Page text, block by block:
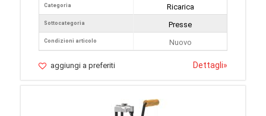
Categoria
Sottocategoria
Condizioni articolo
Ricarica
Presse
Nuovo
aggiungi a preferiti Dettagli»